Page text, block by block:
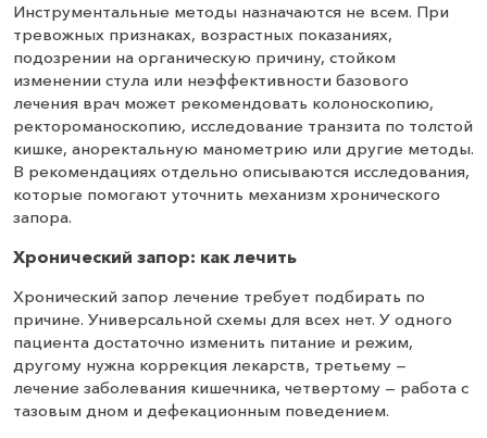
Инструментальные методы назначаются не всем. При
тревожных признаках, возрастных показаниях,
подозрении на органическую причину, стойком
изменении стула или неэффективности базового
лечения врач может рекомендовать колоноскопию,
ректороманоскопию, исследование транзита по толстой
кишке, аноректальную манометрию или другие методы.
В рекомендациях отдельно описываются исследования,
которые помогают уточнить механизм хронического
запора.
Хронический запор: как лечить
Хронический запор лечение требует подбирать по
причине. Универсальной схемы для всех нет. У одного
пациента достаточно изменить питание и режим,
другому нужна коррекция лекарств, третьему —
лечение заболевания кишечника, четвертому — работа с
тазовым дном и дефекационным поведением.